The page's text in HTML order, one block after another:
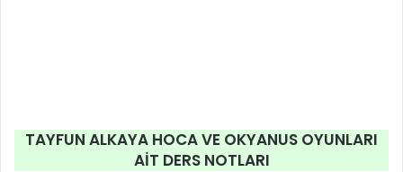
TAYFUN ALKAYA HOCA VE OKYANUS OYUNLARI
AİT DERS NOTLARI